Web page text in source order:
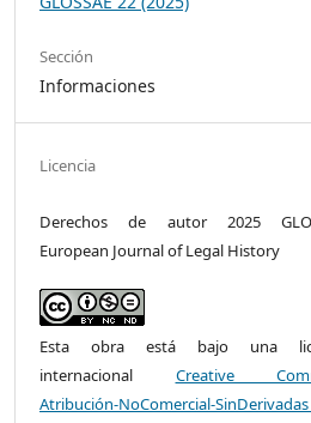
Sección
Informaciones
Licencia
Derechos de autor 2025
European Journal of Legal History
Esta obra está bajo una
internacional Creative
Atribución-NoComercial-SinDerivadas